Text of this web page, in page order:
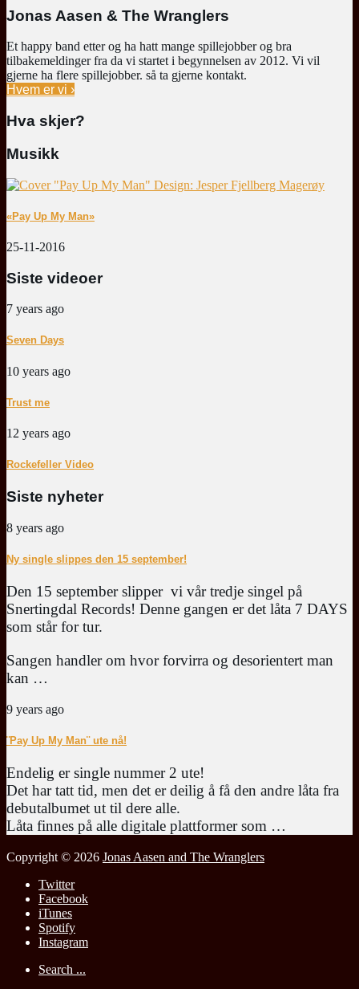
Jonas Aasen & The Wranglers
Et happy band etter og ha hatt mange spillejobber og bra
tilbakemeldinger fra da vi startet i begynnelsen av 2012. Vi vil
gjerne ha flere spillejobber. så ta gjerne kontakt.
Hvem er vi ›
Hva skjer?
Musikk
«Pay Up My Man»
25-11-2016
Siste videoer
7 years ago
Seven Days
10 years ago
Trust me
12 years ago
Rockefeller Video
Siste nyheter
8 years ago
Ny single slippes den 15 september!
Den 15 september slipper vi vår tredje singel på
Snertingdal Records! Denne gangen er det låta 7 DAYS
som står for tur.
Sangen handler om hvor forvirra og desorientert man
kan …
9 years ago
¨Pay Up My Man¨ ute nå!
Endelig er single nummer 2 ute!
Det har tatt tid, men det er deilig å få den andre låta fra
debutalbumet ut til dere alle.
Låta finnes på alle digitale plattformer som …
Copyright © 2026 Jonas Aasen and The Wranglers
Twitter
Facebook
iTunes
Spotify
Instagram
Search ...